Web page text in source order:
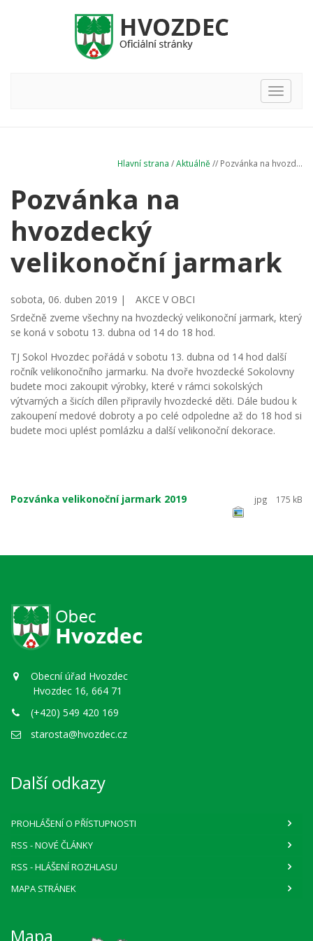
Hlavní
nabídka
Hlavní strana /Aktuálně // Pozvánka na hvozd...
Pozvánka na
hvozdecký
velikonoční jarmark
sobota, 06. duben 2019 |
AKCE V OBCI
Srdečně zveme všechny na hvozdecký velikonoční jarmark, který
se koná v sobotu 13. dubna od 14 do 18 hod.
TJ Sokol Hvozdec pořádá v sobotu 13. dubna od 14 hod další
ročník velikonočního jarmarku. Na dvoře hvozdecké Sokolovny
budete moci zakoupit výrobky, které v rámci sokolských
výtvarných a šicích dílen připravily hvozdecké děti. Dále budou k
zakoupení medové dobroty a po celé odpoledne až do 18 hod si
budete moci uplést pomlázku a další velikonoční dekorace.
Pozvánka velikonoční jarmark 2019 jpg 175 kB
Obecní úřad Hvozdec
Hvozdec 16, 664 71
(+420) 549 420 169
starosta@hvozdec.cz
Další odkazy
PROHLÁŠENÍ O PŘÍSTUPNOSTI
RSS - NOVÉ ČLÁNKY
RSS - HLÁŠENÍ ROZHLASU
MAPA STRÁNEK
Mapa